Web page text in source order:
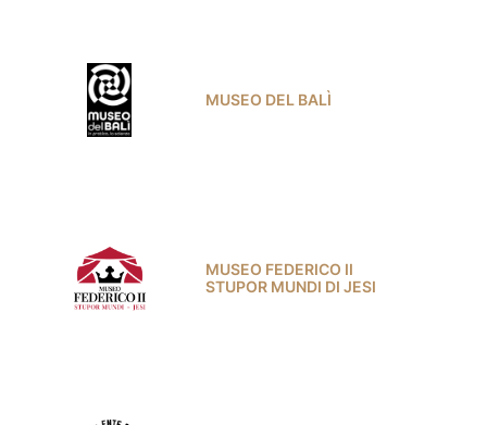
MUSEO DEL BALÌ
MUSEO FEDERICO II
STUPOR MUNDI DI JESI